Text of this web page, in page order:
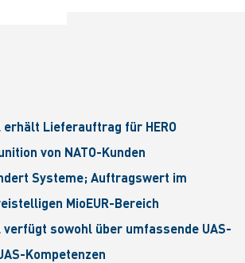
Lieferauftrag für HERO
von NATO-Kunden
Systeme; Auftragswert im
MioEUR-Bereich
sowohl über umfassende UAS-
Kompetenzen